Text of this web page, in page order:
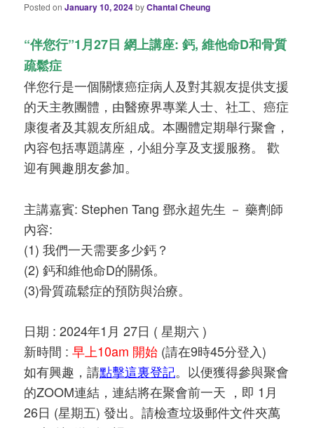
Posted onJanuary 10, 2024byChantal Cheung
“伴您行”1月27日 網上講座: 鈣, 維他命D和骨質
疏鬆症
伴您行是一個關懷癌症病人及對其親友提供支援
的天主教團體，由醫療界專業人士、社工、癌症
康復者及其親友所組成。本團體定期舉行聚會，
內容包括專題講座，小組分享及支援服務。 歡
迎有興趣朋友參加。
主講嘉賓: Stephen Tang 鄧永超先生 － 藥劑師
內容:
(1) 我們一天需要多少鈣？
(2) 鈣和維他命D的關係。
(3)骨質疏鬆症的預防與治療。
日期 : 2024年1月 27日 ( 星期六 )
新時間 :早上10am 開始 (請在9時45分登入)
如有興趣，請點擊這裏登記。以便獲得參與聚會
的ZOOM連結，連結將在聚會前一天 ，即 1月
26日 (星期五) 發出。請檢查垃圾郵件文件夾萬